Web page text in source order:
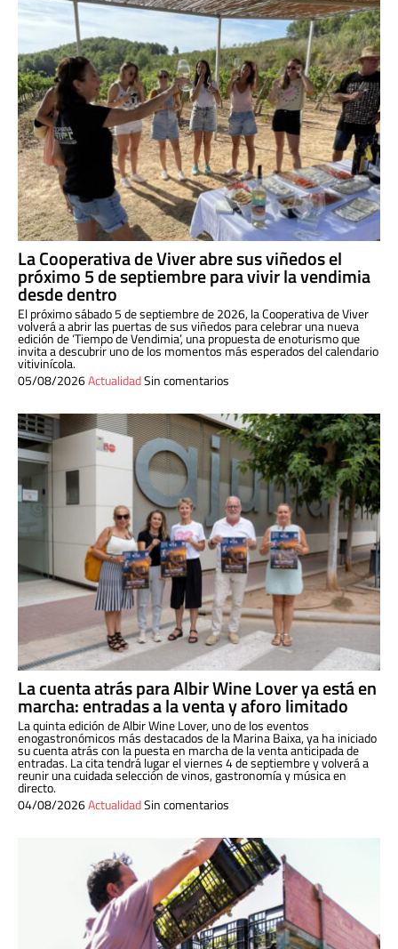
La Cooperativa de Viver abre sus viñedos el
próximo 5 de septiembre para vivir la vendimia
desde dentro
El próximo sábado 5 de septiembre de 2026, la Cooperativa de Viver
volverá a abrir las puertas de sus viñedos para celebrar una nueva
edición de ‘Tiempo de Vendimia’, una propuesta de enoturismo que
invita a descubrir uno de los momentos más esperados del calendario
vitivinícola.
05/08/2026ActualidadSin comentarios
La cuenta atrás para Albir Wine Lover ya está en
marcha: entradas a la venta y aforo limitado
La quinta edición de Albir Wine Lover, uno de los eventos
enogastronómicos más destacados de la Marina Baixa, ya ha iniciado
su cuenta atrás con la puesta en marcha de la venta anticipada de
entradas. La cita tendrá lugar el viernes 4 de septiembre y volverá a
reunir una cuidada selección de vinos, gastronomía y música en
directo.
04/08/2026ActualidadSin comentarios